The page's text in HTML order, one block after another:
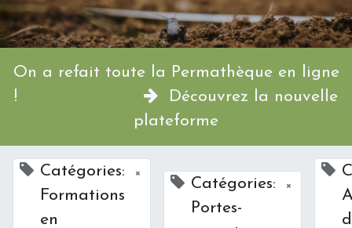
On a refait toute la Permathèque en ligne
!
Découvrez la nouvelle
plateforme
Catégories:
Formations
en
×
Catégories:
Portes-
×